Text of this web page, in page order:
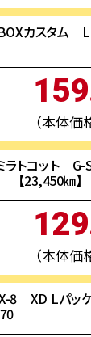
カスタム L
（本体価
トコット
【23,450㎞
（本体価
8 XD Lパッ